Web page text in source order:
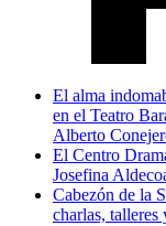
El alma
en el Teatro
Alberto
El Centro
Josefina
Cabezón de la
charlas, talleres